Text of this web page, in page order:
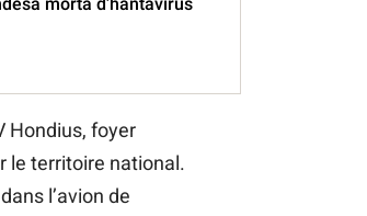
Hondius, foyer
le territoire national.
l’avion de